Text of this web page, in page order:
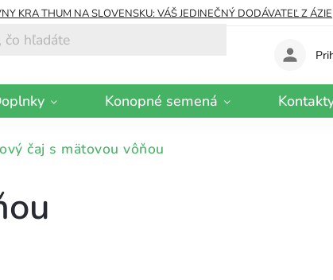
KRA THUM NA SLOVENSKU: VÁŠ JEDINEČNÝ DODÁVATEĽ Z ÁZIE
Konopné semená
čaj s mätovou vôňou